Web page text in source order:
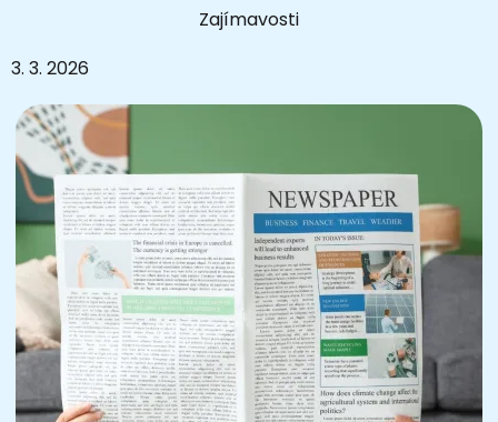
Zajímavosti
3. 3. 2026